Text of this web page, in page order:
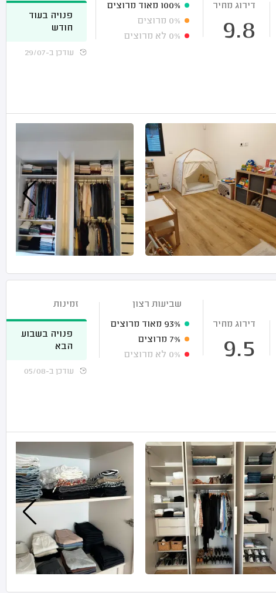
דירוג מחיר
9.8
100% מאוד מרוצים
0% מרוצים
0% לא מרוצים
פנויה בעוד
חודש
עודכן ב-29/07
דירוג מחיר
9.5
שביעות רצון
93% מאוד מרוצים
7% מרוצים
0% לא מרוצים
זמינות
פנויה בשבוע
הבא
עודכן ב-05/08